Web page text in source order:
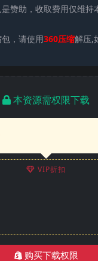
赞助，收取费用仅维持
，请使用360压缩解压,
本资源需权限下载
VIP折扣
购买下载权限